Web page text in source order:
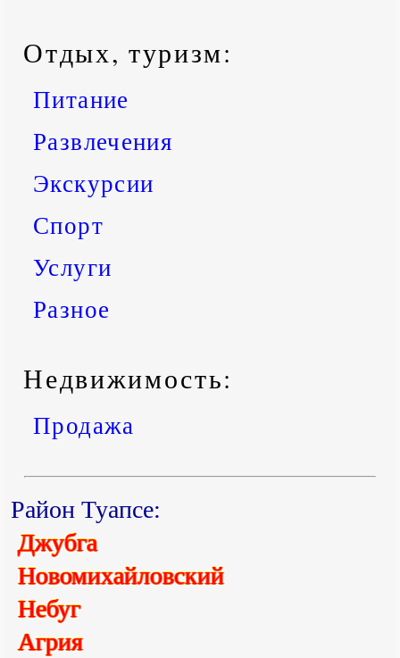
Отдых, туризм:
Питание
Развлечения
Экскурсии
Спорт
Услуги
Разное
Недвижимость:
Продажа
Район Туапсе:
Джубга
Новомихайловский
Небуг
Агрия